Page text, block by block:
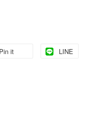
Pin it LINE